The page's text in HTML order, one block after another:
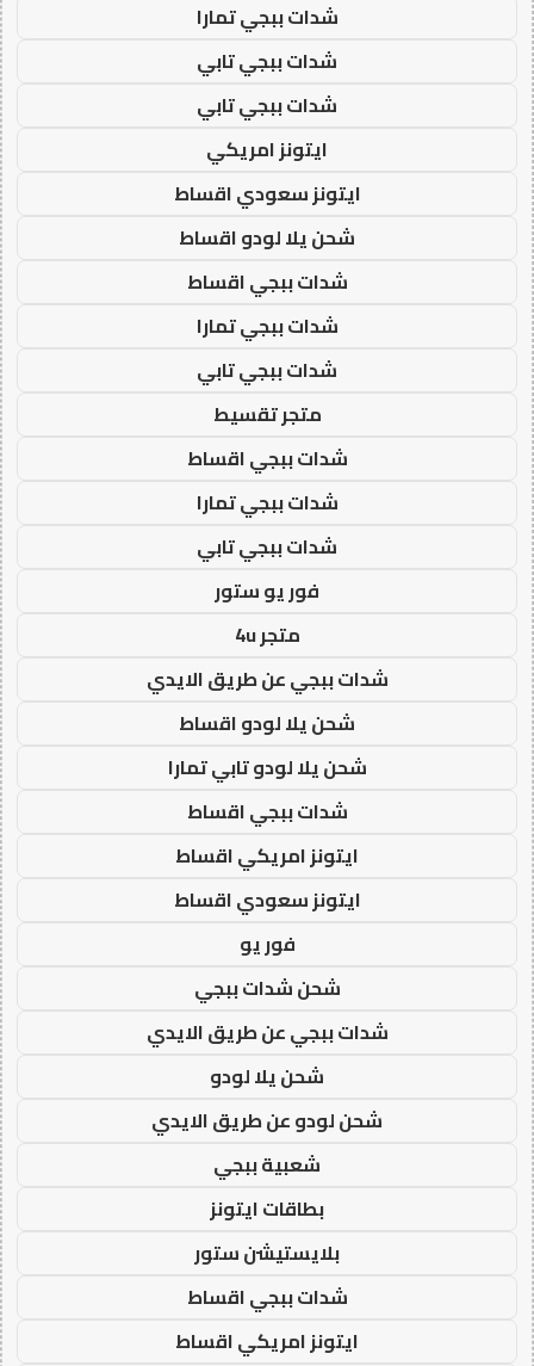
شدات ببجي تمارا
شدات ببجي تابي
شدات ببجي تابي
ايتونز امريكي
ايتونز سعودي اقساط
شحن يلا لودو اقساط
شدات ببجي اقساط
شدات ببجي تمارا
شدات ببجي تابي
متجر تقسيط
شدات ببجي اقساط
شدات ببجي تمارا
شدات ببجي تابي
فور يو ستور
متجر 4u
شدات ببجي عن طريق الايدي
شحن يلا لودو اقساط
شحن يلا لودو تابي تمارا
شدات ببجي اقساط
ايتونز امريكي اقساط
ايتونز سعودي اقساط
فور يو
شحن شدات ببجي
شدات ببجي عن طريق الايدي
شحن يلا لودو
شحن لودو عن طريق الايدي
شعبية ببجي
بطاقات ايتونز
بلايستيشن ستور
شدات ببجي اقساط
ايتونز امريكي اقساط